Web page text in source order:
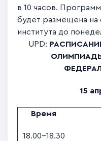
в 10 часов.
будет размещена
института до
UPD:
15
Время
18.00-18.30